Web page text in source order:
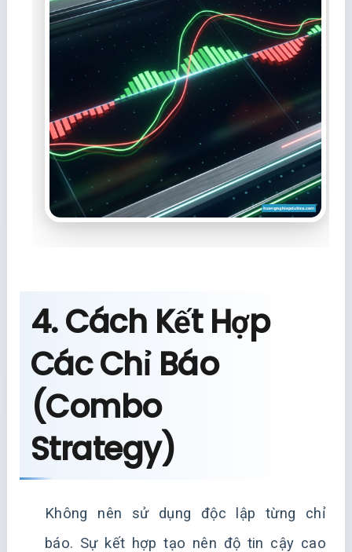
4. Cách Kết Hợp
Các Chỉ Báo
(Combo
Strategy)
Không nên sử dụng độc lập từng chỉ
báo. Sự kết hợp tạo nên độ tin cậy cao